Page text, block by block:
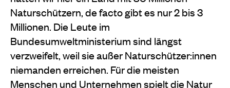
Naturschützern, de facto gibt es nur 2 bis 3
Millionen. Die Leute im
Bundesumweltministerium sind längst
verzweifelt, weil sie außer Naturschützer:innen
niemanden erreichen. Für die meisten
Menschen und Unternehmen spielt die Natur